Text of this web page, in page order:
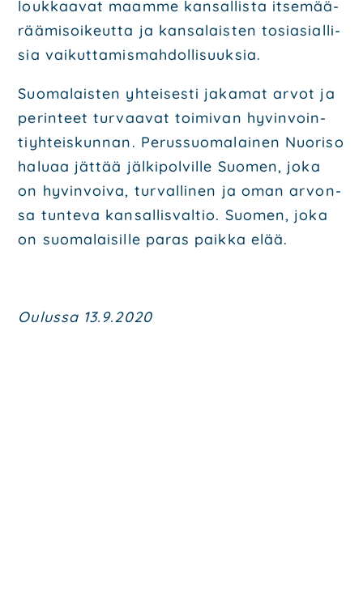
louk­kaa­vat maam­me kan­sal­lis­ta itse­mää­
rää­mi­soi­keut­ta ja kan­sa­lais­ten tosia­sial­li­
sia vai­kut­ta­mis­mah­dol­li­suuk­sia.
Suo­ma­lais­ten yhtei­ses­ti jaka­mat arvot ja
perin­teet tur­vaa­vat toi­mi­van hyvin­voin­
tiyh­teis­kun­nan. Perus­suo­ma­lai­nen Nuo­ri­so
halu­aa jät­tää jäl­ki­pol­vil­le Suo­men, joka
on hyvin­voi­va, tur­val­li­nen ja oman arvon­
sa tun­te­va kan­sal­lis­val­tio. Suo­men, joka
on suo­ma­lai­sil­le paras paik­ka elää.
Oulus­sa 13.9.2020